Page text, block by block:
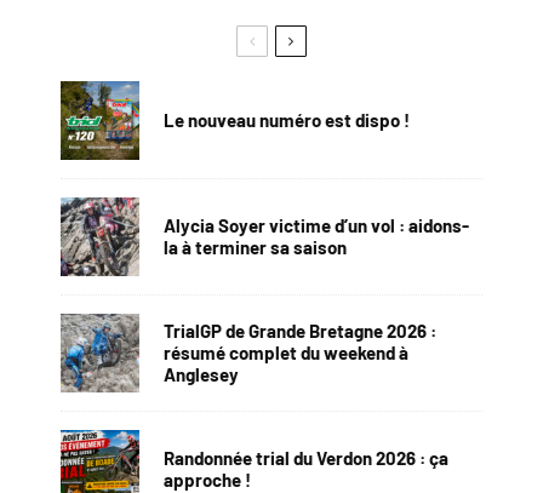
Le nouveau numéro est dispo !
Alycia Soyer victime d’un vol : aidons-
la à terminer sa saison
TrialGP de Grande Bretagne 2026 :
résumé complet du weekend à
Anglesey
Randonnée trial du Verdon 2026 : ça
approche !